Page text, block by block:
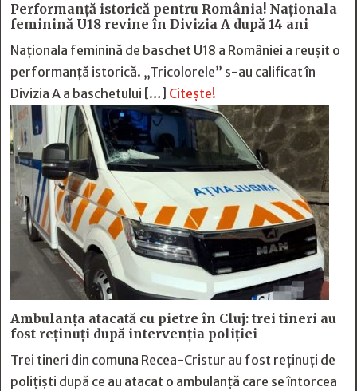
Performanță istorică pentru România! Naționala
feminină U18 revine în Divizia A după 14 ani
Naționala feminină de baschet U18 a României a reușit o
performanță istorică. „Tricolorele” s-au calificat în
Divizia A a baschetului […] Citește!
Ambulanța atacată cu pietre în Cluj: trei tineri au
fost reținuți după intervenția poliției
Trei tineri din comuna Recea-Cristur au fost reținuți de
polițiști după ce au atacat o ambulanță care se întorcea